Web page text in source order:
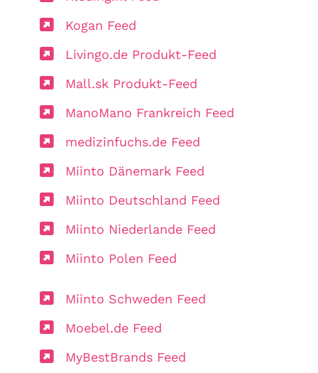
Kogan Feed
Livingo.de Produkt-Feed
Mall.sk Produkt-Feed
ManoMano Frankreich Feed
medizinfuchs.de Feed
Miinto Dänemark Feed
Miinto Deutschland Feed
Miinto Niederlande Feed
Miinto Polen Feed
Miinto Schweden Feed
Moebel.de Feed
MyBestBrands Feed